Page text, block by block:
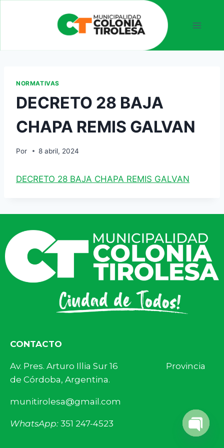
NORMATIVAS
DECRETO 28 BAJA
CHAPA REMIS GALVAN
Por 8 abril, 2024
DECRETO 28 BAJA CHAPA REMIS GALVAN
CONTACTO
Av. Pres. Arturo Illia Sur 16 Provincia
de Córdoba, Argentina.
munitirolesa@gmail.com
WhatsApp: 351 247-4523